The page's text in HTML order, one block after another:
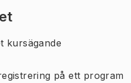
kursägande
på ett program